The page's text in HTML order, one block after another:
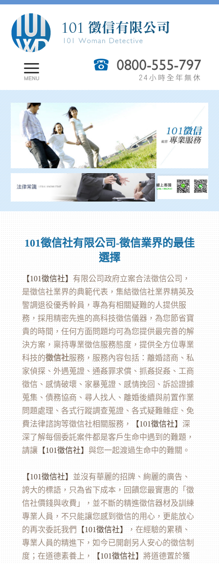
101徵信社有限公司-徵信業界的最佳
選擇
【101徵信社】有限公司政府立案合法徵信公司，
是徵信社業界的典範代表，集結徵信社業界精英及
警調退役優秀幹員，專為有相關疑難的人提供服
務，採用精密先進的高科技徵信儀器，為您節省寶
貴的時間，任何方面問題均可為您提供最完善的解
決方案，稟持專業徵信服務態度，提供全方位專業
科技的徵信社服務，服務內容包括：離婚諮商、私
家偵探、外遇蒐證、通姦罪求償、抓姦捉姦、工商
徵信、感情破壞、家暴蒐證、感情挽回、訴訟證據
蒐集、債務協商、尋人找人、離婚後續與前置作業
問題處理、各式行蹤調查蒐證、各式疑難雜症、免
費法律諮詢等徵信社相關服務，【101徵信社】深
深了解每個委託案件都是客戶生命中遇到的難題，
請讓【101徵信社】與您一起渡過生命中的難關。
【101徵信社】並沒有華麗的招牌、絢麗的廣告、
誇大的標語，只為省下成本，回饋您最實惠的「徵
信社價錢與收費」，並不斷的精進徵信器材及訓練
專業人員，不只能讓您感到徵信的用心，更能放心
的再次委託我們 【101徵信社】，在經驗的累積、
專業人員的精進下，如今已開創另人安心的徵信制
度；在道德素養上，【101徵信社】將道德置於獲